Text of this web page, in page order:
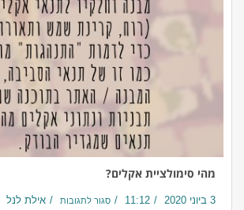
מהי סימולציית אקלים?
3 ביוני 2020 11:12 סגור לתגובות אילת לנל